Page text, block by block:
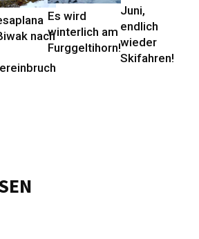
nach
Es wird
winterlich am
Furggeltihorn!
Juni,
endlich
wieder
Skifahren!